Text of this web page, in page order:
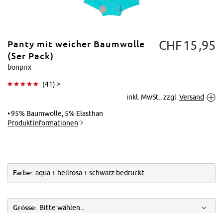
Vergrößern
Panty mit weicher Baumwolle
(5er Pack)
bonprix
(41) >
CHF15 95
inkl. MwSt., zzgl. Versand
95% Baumwolle, 5% Elasthan
Produktinformationen
Farbe: aqua + hellrosa + schwarz bedruckt
Grösse: Bitte wählen...